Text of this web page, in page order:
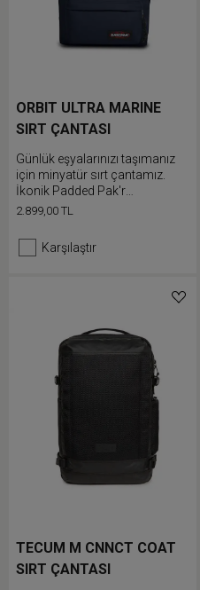
ORBIT ULTRA MARINE
SIRT ÇANTASI
Günlük eşyalarınızı taşımanız
için minyatür sırt çantamız.
İkonik Padded Pak'r
ürünümüzün daha küçük
dolgulu sırt paneli ve
ayarlanabilir omuz askılarına
2.899,00 TL
Karşılaştır
TECUM M CNNCT COAT
SIRT ÇANTASI